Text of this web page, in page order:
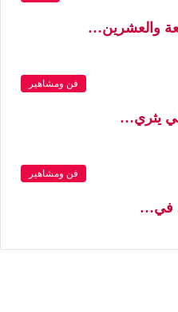
والعشرين…
فن ومشاهير
يثري…
فن ومشاهير
في…